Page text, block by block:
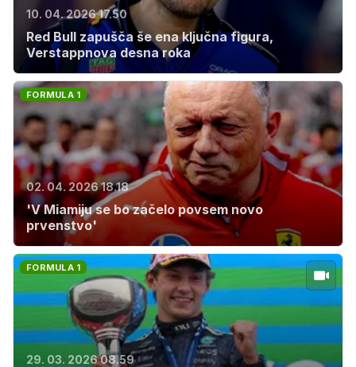
10. 04. 2026 17.50
Red Bull zapušča še ena ključna figura,
Verstappnova desna roka
FORMULA 1
02. 04. 2026 18.18
'V Miamiju se bo začelo povsem novo
prvenstvo'
FORMULA 1
29. 03. 2026 08.59